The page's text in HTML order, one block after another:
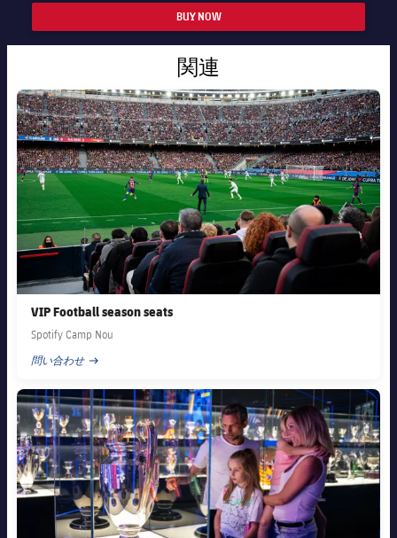
BUY NOW
関連
FC Barcelona club badge
VIP Football season seats
Spotify Camp Nou
問い合わせ
PUBLISHED NEWS
FC Barcelona club badge